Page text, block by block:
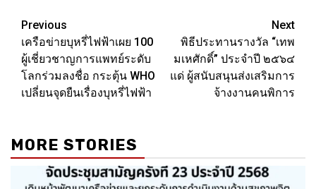
Post
navigation
Previous
เครือข่ายบุหรี่ไฟฟ้าเผย 100
ผู้เชี่ยวชาญการแพทย์ระดับ
โลกร่วมลงชื่อ กระตุ้น WHO
เปลี่ยนจุดยืนเรื่องบุหรี่ไฟฟ้า
Next
พิธีประทานรางวัล “เทพ
มเหศักดิ์” ประจำปี ๒๕๖๔
แด่ ผู้สนับสนุนส่งเสริมการ
จ้างงานคนพิการ
MORE STORIES